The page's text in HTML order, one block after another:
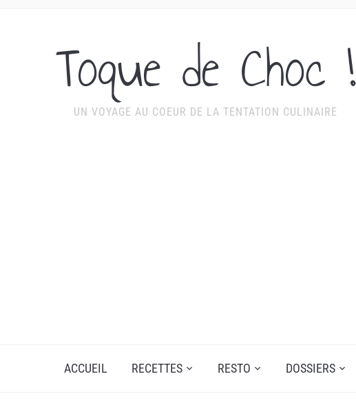
Toque de Choc !
UN VOYAGE AU COEUR DE LA TENTATION CULINAIRE
ACCUEIL RECETTES RESTO DOSSIERS